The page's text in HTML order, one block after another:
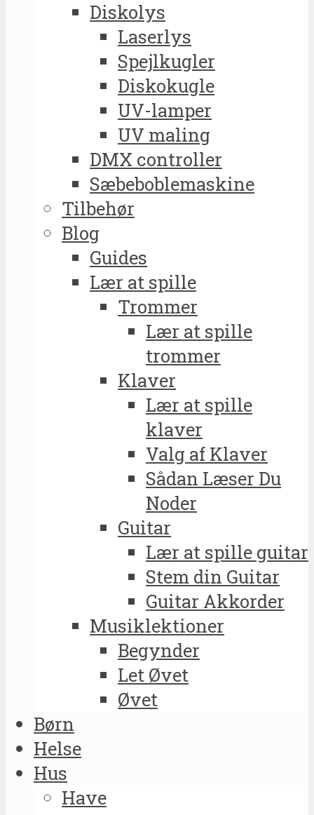
Diskolys
Laserlys
Spejlkugler
Diskokugle
UV-lamper
UV maling
DMX controller
Sæbeboblemaskine
Tilbehør
Blog
Guides
Lær at spille
Trommer
Lær at spille
trommer
Klaver
Lær at spille
klaver
Valg af Klaver
Sådan Læser Du
Noder
Guitar
Lær at spille guitar
Stem din Guitar
Guitar Akkorder
Musiklektioner
Begynder
Let Øvet
Øvet
Børn
Helse
Hus
Have